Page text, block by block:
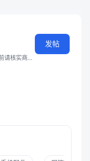
发布本地闲置物品买卖与交换信息，交易前请核实商品和身份。 📖 必读：
发帖